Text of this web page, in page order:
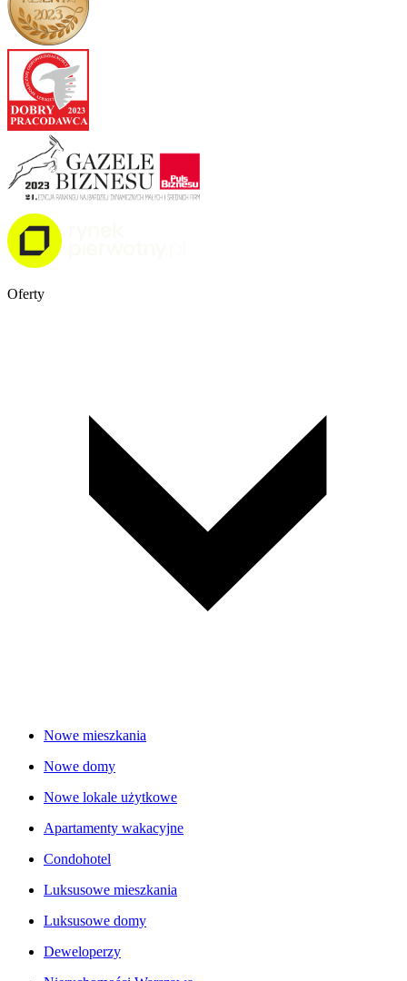
Oferty
Nowe mieszkania
Nowe domy
Nowe lokale użytkowe
Apartamenty wakacyjne
Condohotel
Luksusowe mieszkania
Luksusowe domy
Deweloperzy